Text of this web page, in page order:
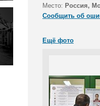
Место: Россия,
Сообщить об
Ещё фото